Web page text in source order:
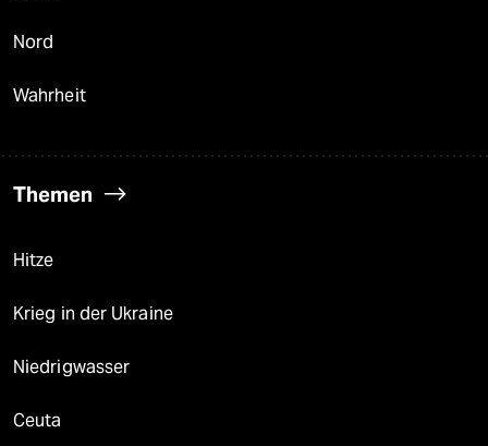
Nord
Wahrheit
Themen
Hitze
Krieg in der Ukraine
Niedrigwasser
Ceuta